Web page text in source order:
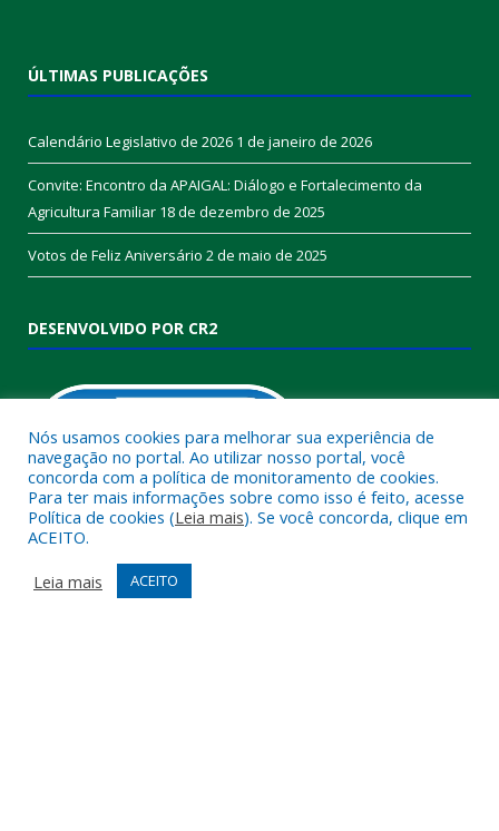
ÚLTIMAS PUBLICAÇÕES
Calendário Legislativo de 2026 1 de janeiro de 2026
Convite: Encontro da APAIGAL: Diálogo e Fortalecimento da
Agricultura Familiar 18 de dezembro de 2025
Votos de Feliz Aniversário 2 de maio de 2025
DESENVOLVIDO POR CR2
Muito mais que
Realizamos umaassessoria
contrato que todas as exigências das
Nós usamos cookies para melhorar sua experiência de
navegação no portal. Ao utilizar nosso portal, você
concorda com a política de monitoramento de cookies.
Para ter mais informações sobre como isso é feito, acesse
Política de cookies (Leia mais). Se você concorda, clique em
ACEITO.
Leia mais
ACEITO